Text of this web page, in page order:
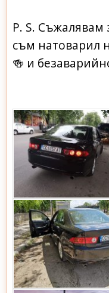
P. S.
съм натоварил
🍻 и